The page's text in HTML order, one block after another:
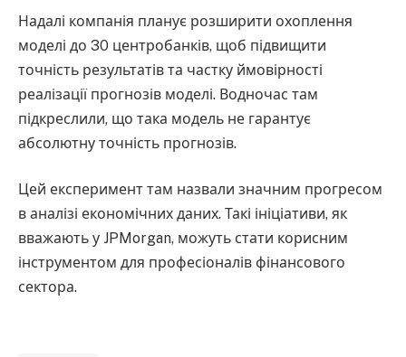
Надалі компанія планує розширити охоплення
моделі до 30 центробанків, щоб підвищити
точність результатів та частку ймовірності
реалізації прогнозів моделі. Водночас там
підкреслили, що така модель не гарантує
абсолютну точність прогнозів.
Цей експеримент там назвали значним прогресом
в аналізі економічних даних. Такі ініціативи, як
вважають у JPMorgan, можуть стати корисним
інструментом для професіоналів фінансового
сектора.